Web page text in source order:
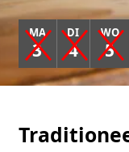
MA
3
DI
4
WO
5